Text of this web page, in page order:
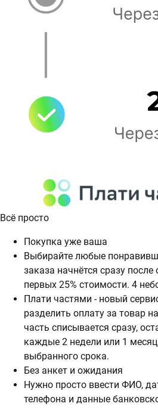
Всё просто
Покупка уже ваша
Выбирайте любые
заказа начнётся сразу
первых 25% стоимости. 4
Плати частями - новый
разделить оплату за товар
часть списывается сразу,
каждые 2 недели или 1
выбранного срока.
Без анкет и ожидания
Нужно просто ввести ФИО,
телефона и данные